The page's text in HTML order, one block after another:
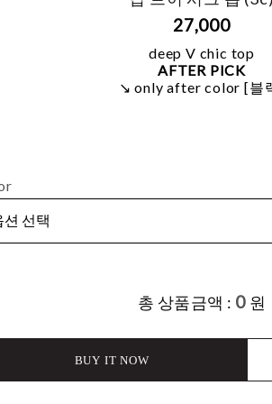
27,000
deep V chic top
AFTER PICK
↘ only after color [블
총 상품금액 : 0 원
BUY IT NOW